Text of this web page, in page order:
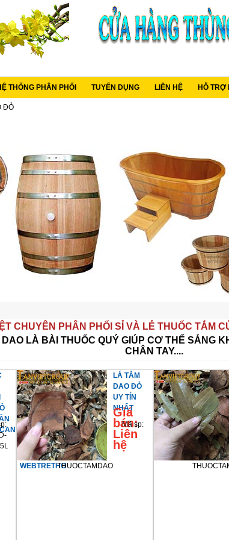
THỐNG PHÂN PHỐI TUYỂN DỤNG LIÊN HỆ HỖ
ĐỎ
CHUYÊN PHÂN PHỐI SỈ VÀ LẺ THUỐC TẮM
LÀ BÀI THUỐC QUÝ GIÚP CƠ THỂ SẢNG
CHÂN TAY....
LÁ TẮM
DAO ĐỎ
UY TÍN
NHẤT
WEBTRETHO
Giá
bán:
Liên
hệ
Mã sp:
THUOCTAMDAO